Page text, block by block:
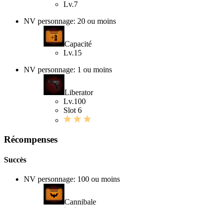
Lv.7
NV personnage: 20 ou moins
Capacité
Lv.15
NV personnage: 1 ou moins
Liberator
Lv.100
Slot 6
Récompenses
Succès
NV personnage: 100 ou moins
Cannibale